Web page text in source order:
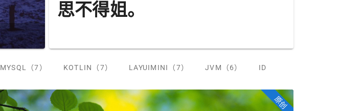
MYSQL（7） KOTLIN（7） LAYUIMINI（7） JVM（6） IDEA（4）
2 年前 457
Raycast Wrapped 2024
苗锦洲 0
原创